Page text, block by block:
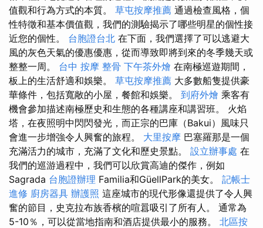
值觀和行為方式的本質。 草屯按摩推薦 通過檢查風格，個
性特徵和基本價值觀，我們的測驗揭示了哪些明星的個性接
近您的個性。 台胞證台北 在下面，我們選擇了可以逃避大
風的灰色天氣的優惠優惠，從而導致即將到來的冬季幾天或
整整一周。 台中 按摩 整骨 下午茶外燴 在南極巡遊期間，
板上的生活舒適和娛樂。 草屯按摩推薦 大多數船隻提供豪
華條件，包括寬敞的小屋，餐館和娛樂。 到府外燴 乘客有
機會參加描述南極歷史和生態的各種講座和講習班。 火焰
塔，在夜照明中閃閃發光，而正宗的巴庫（Bakui）風味只
會進一步增強令人興奮的旅程。 大里按摩 巴塞羅那是一個
充滿活力的城市，充滿了文化和歷史景點。 設立辦事處 在
我們的巡游過程中，我們可以欣賞高迪的傑作，例如
Sagrada 台胞證辦理 Familia和GüellPark的美女。 記帳士
進修 廚房器具 辦護照 這座城市的現代形像還提供了令人興
奮的節目，史克拉布族香檳的喧囂吸引了所有人。 通常為
5-10％，可以從當地指南和酒店提供最小的服務。 北區按